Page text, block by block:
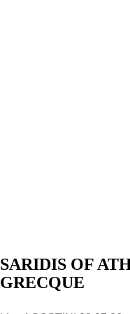
SARIDIS OF
GRECQUE